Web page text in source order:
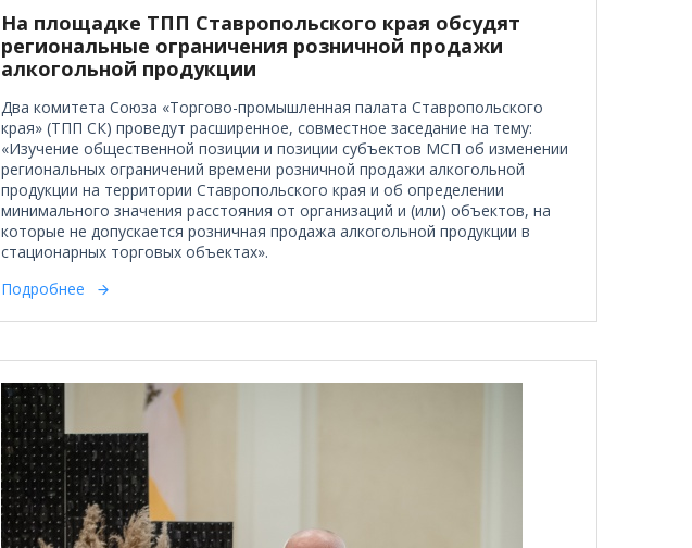
На площадке ТПП Ставропольского края обсудят
региональные ограничения розничной продажи
алкогольной продукции
Два комитета Союза «Торгово-промышленная палата Ставропольского
края» (ТПП СК) проведут расширенное, совместное заседание на тему:
«Изучение общественной позиции и позиции субъектов МСП об изменении
региональных ограничений времени розничной продажи алкогольной
продукции на территории Ставропольского края и об определении
минимального значения расстояния от организаций и (или) объектов, на
которые не допускается розничная продажа алкогольной продукции в
стационарных торговых объектах».
Подробнее